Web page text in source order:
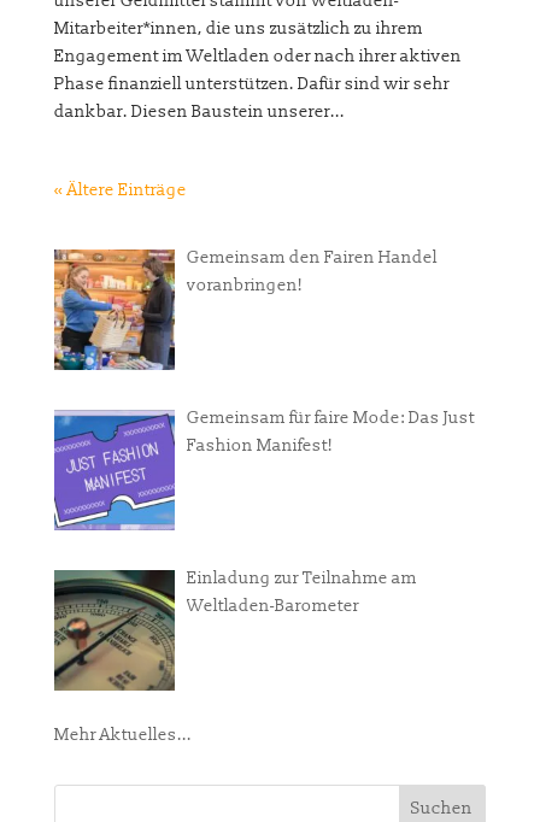
Mitarbeiter*innen, die uns zusätzlich zu ihrem
Engagement im Weltladen oder nach ihrer aktiven
Phase finanziell unterstützen. Dafür sind wir sehr
dankbar. Diesen Baustein unserer...
« Ältere Einträge
Gemeinsam den Fairen Handel
voranbringen!
Gemeinsam für faire Mode: Das Just
Fashion Manifest!
Einladung zur Teilnahme am
Weltladen-Barometer
Mehr Aktuelles...